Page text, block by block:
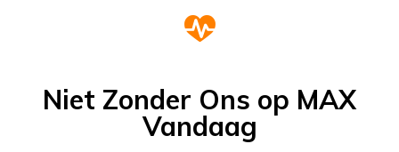
Niet Zonder Ons op MAX
Vandaag